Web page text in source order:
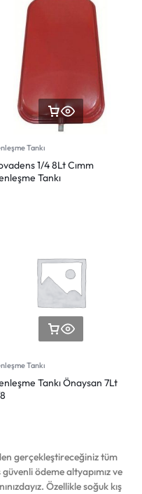
Tankı
1/4 8Lt Cımm
Tankı
Tankı
Tankı Önaysan 7Lt
gerçekleştireceğiniz tüm
ödeme altyapımız ve
Özellikle soğuk kış